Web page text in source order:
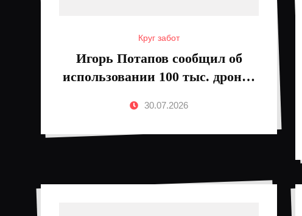
Круг забот
Игорь Потапов сообщил об
использовании 100 тыс. дронов
30.07.2026